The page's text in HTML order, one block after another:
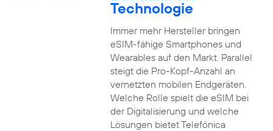
Technologie
Immer mehr Hersteller bringen
eSIM-fähige Smartphones und
Wearables auf den Markt. Parallel
steigt die Pro-Kopf-Anzahl an
vernetzten mobilen Endgeräten.
Welche Rolle spielt die eSIM bei
der Digitalisierung und welche
Lösungen bietet Telefónica